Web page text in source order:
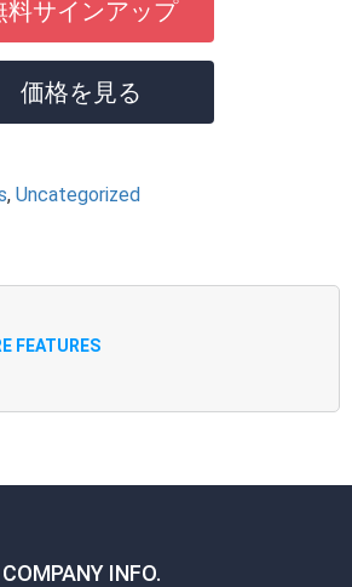
料サインアップ
価格を見る
, Uncategorized
FEATURES
COMPANY INFO.